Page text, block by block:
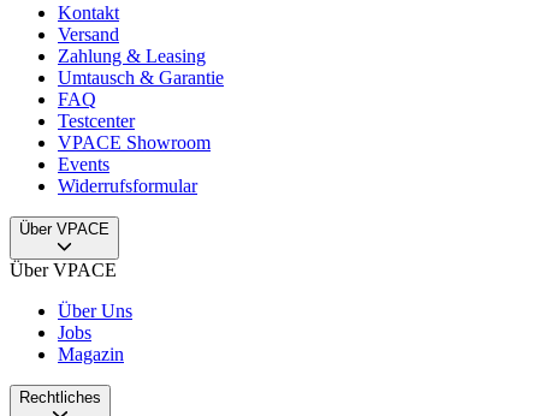
Kontakt
Versand
Zahlung & Leasing
Umtausch & Garantie
FAQ
Testcenter
VPACE Showroom
Events
Widerrufsformular
Über VPACE
Über VPACE
Über Uns
Jobs
Magazin
Rechtliches